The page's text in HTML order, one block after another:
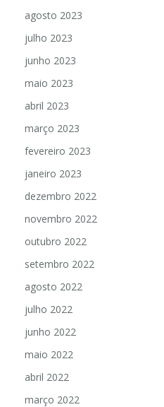
agosto 2023
julho 2023
junho 2023
maio 2023
abril 2023
março 2023
fevereiro 2023
janeiro 2023
dezembro 2022
novembro 2022
outubro 2022
setembro 2022
agosto 2022
julho 2022
junho 2022
maio 2022
abril 2022
março 2022